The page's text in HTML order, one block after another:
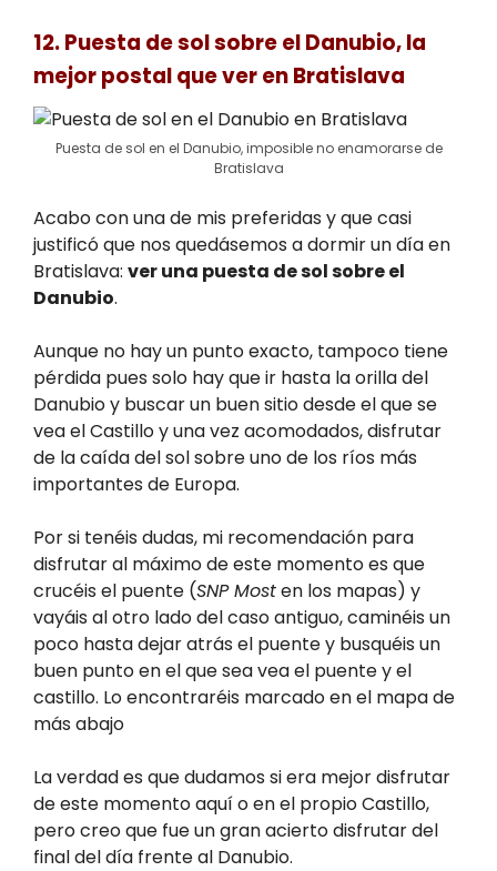
12. Puesta de sol sobre el Danubio, la
mejor postal que ver en Bratislava
Puesta de sol en el Danubio, imposible no enamorarse de
Bratislava
Acabo con una de mis preferidas y que casi
justificó que nos quedásemos a dormir un día en
Bratislava: ver una puesta de sol sobre el
Danubio.
Aunque no hay un punto exacto, tampoco tiene
pérdida pues solo hay que ir hasta la orilla del
Danubio y buscar un buen sitio desde el que se
vea el Castillo y una vez acomodados, disfrutar
de la caída del sol sobre uno de los ríos más
importantes de Europa.
Por si tenéis dudas, mi recomendación para
disfrutar al máximo de este momento es que
crucéis el puente (SNP Mosten los mapas) y
vayáis al otro lado del caso antiguo, caminéis un
poco hasta dejar atrás el puente y busquéis un
buen punto en el que sea vea el puente y el
castillo. Lo encontraréis marcado en el mapa de
más abajo
La verdad es que dudamos si era mejor disfrutar
de este momento aquí o en el propio Castillo,
pero creo que fue un gran acierto disfrutar del
final del día frente al Danubio.